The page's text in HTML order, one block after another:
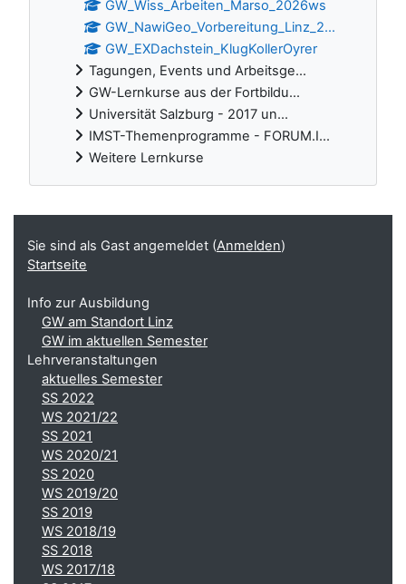
GW_Wiss_Arbeiten_Marso_2026ws
GW_NawiGeo_Vorbereitung_Linz_2...
GW_EXDachstein_KlugKollerOyrer
Tagungen, Events und Arbeitsge...
GW-Lernkurse aus der Fortbildu...
Universität Salzburg - 2017 un...
IMST-Themenprogramme - FORUM.I...
Weitere Lernkurse
Ergänzungsblöcke
Sie sind als Gast angemeldet (Anmelden)
Startseite
Info zur Ausbildung
GW am Standort Linz
GW im aktuellen Semester
Lehrveranstaltungen
aktuelles Semester
SS 2022
WS 2021/22
SS 2021
WS 2020/21
SS 2020
WS 2019/20
SS 2019
WS 2018/19
SS 2018
WS 2017/18